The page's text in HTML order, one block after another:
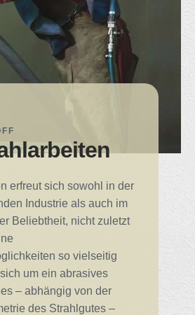
erfreut sich sowohl in der
Industrie als auch im
Beliebtheit, nicht zuletzt
so vielseitig
um ein abrasives
– abhängig von der
des Strahlgutes –